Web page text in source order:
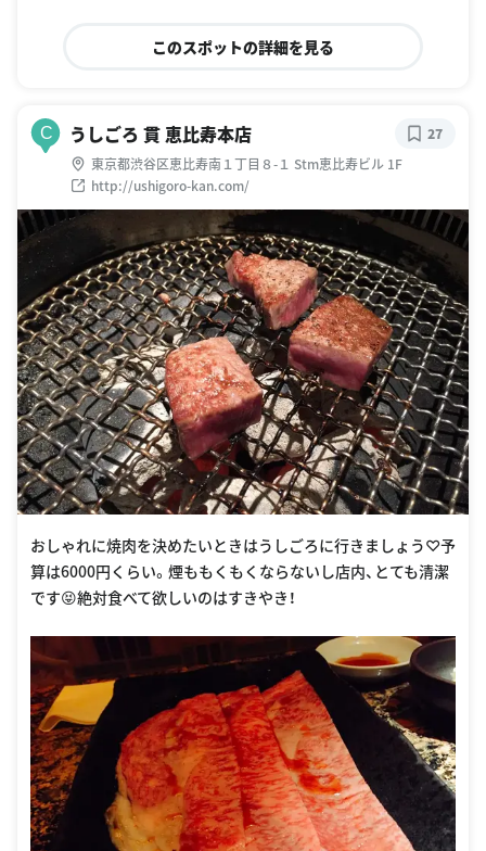
このスポットの詳細を見る
C うしごろ 貫 恵比寿本店
東京都渋谷区恵比寿南１丁目８-１ Stm恵比寿ビル 1F
http://ushigoro-kan.com/
27
おしゃれに焼肉を決めたいときはうしごろに行きましょう♡予
算は6000円くらい。煙ももくもくならないし店内、とても清潔
です😝絶対食べて欲しいのはすきやき！